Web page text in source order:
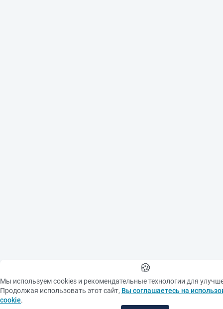
🍪
Мы используем cookies и рекомендательные технологии для
Продолжая использовать этот сайт, Вы соглашаетесь на
cookie.